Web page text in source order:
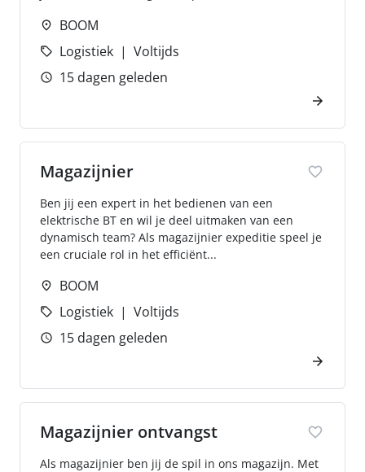
BOOM
Logistiek
Voltijds
15 dagen geleden
Magazijnier
Ben jij een expert in het bedienen van een
elektrische BT en wil je deel uitmaken van een
dynamisch team? Als magazijnier expeditie speel je
een cruciale rol in het efficiënt...
BOOM
Logistiek
Voltijds
15 dagen geleden
Magazijnier ontvangst
Als magazijnier ben jij de spil in ons magazijn. Met